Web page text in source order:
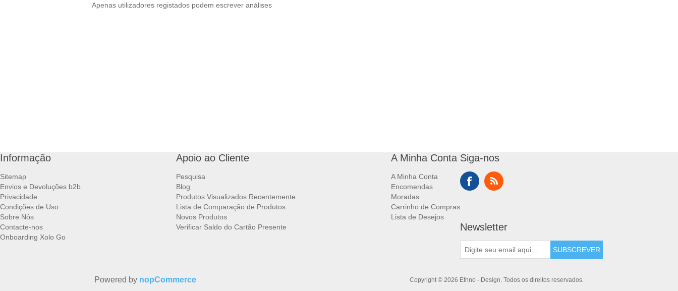
Apenas utilizadores registados podem escrever análises
Informação
Sitemap
Envios e Devoluções b2b
Privacidade
Condições de Uso
Sobre Nós
Contacte-nos
Onboarding Xolo Go
Apoio ao Cliente
Pesquisa
Blog
Produtos Visualizados Recentemente
Lista de Comparação de Produtos
Novos Produtos
Verificar Saldo do Cartão Presente
A Minha Conta
A Minha Conta
Encomendas
Moradas
Carrinho de Compras
Lista de Desejos
Siga-nos
Newsletter
SUBSCREVER
Copyright © 2026 Ethno - Design. Todos os direitos reservados.
Powered by nopCommerce